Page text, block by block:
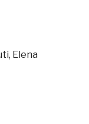
Elena